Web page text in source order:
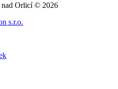
Orlicí © 2026
s.r.o.